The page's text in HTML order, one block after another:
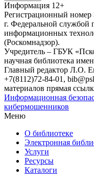
Информация 12+
Регистрационный
г. Федеральной службой
информационных
(Роскомнадзор).
Учредитель – ГБУК
научная библиотека
Главный редактор Л.О.
+7(8112)72-84-01,
материалов прямая
Информационная
кибермошенников
Меню
О библиотеке
Электронная
Услуги
Ресурсы
Каталоги